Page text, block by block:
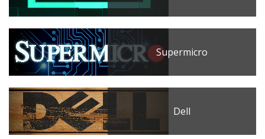
Supermicro
Dell